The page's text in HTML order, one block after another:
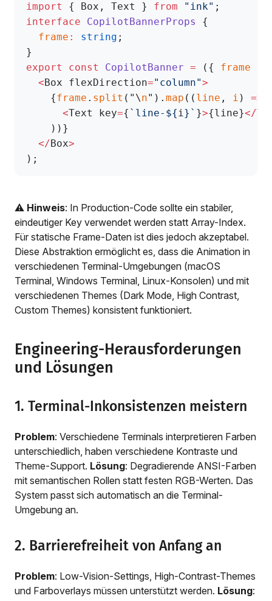
import
{ Box, Text } from "ink" ;
interface CopilotBannerProps
{
  frame
: string ;
}
export
const CopilotBanner = ({ frame
  <
Box flexDirection="column">
    {
frame . split ("\n"). map (( line , i ) =>
      <
Text key={ `line-${i}` }>{line}</
    ))}
  </
Box>
);
⚠️ Hinweis: In Production-Code sollte ein stabiler,
eindeutiger Key verwendet werden statt Array-Index.
Für statische Frame-Daten ist dies jedoch akzeptabel.
Diese Abstraktion ermöglicht es, dass die Animation in
verschiedenen Terminal-Umgebungen (macOS
Terminal, Windows Terminal, Linux-Konsolen) und mit
verschiedenen Themes (Dark Mode, High Contrast,
Custom Themes) konsistent funktioniert.
Engineering-Herausforderungen
und Lösungen
1. Terminal-Inkonsistenzen meistern
Problem: Verschiedene Terminals interpretieren Farben
unterschiedlich, haben verschiedene Kontraste und
Theme-Support. Lösung: Degradierende ANSI-Farben
mit semantischen Rollen statt festen RGB-Werten. Das
System passt sich automatisch an die Terminal-
Umgebung an.
2. Barrierefreiheit von Anfang an
Problem: Low-Vision-Settings, High-Contrast-Themes
und Farboverlays müssen unterstützt werden. Lösung: